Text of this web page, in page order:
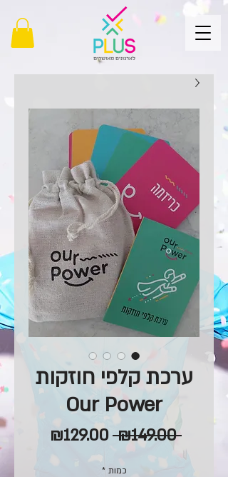
ערכת קלפי חוזקות
Our Power
₪149.00
מחיר
רגיל
₪129.00
כמות *